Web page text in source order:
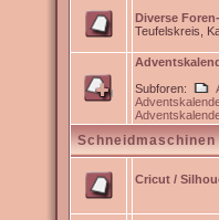
Diverse
Teufelskreis,
Subforen:
Schneidmaschinen
Cricut /